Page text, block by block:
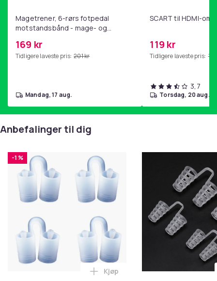
Magetrener, 6-rørs fotpedal
motstandsbånd - mage- og
hjemmegymnastikk Pink
169 kr
Tidligere laveste pris: 201 kr
mandag, 17 aug.
SCART til HDMI-
119 kr
Tidligere laveste pris:
3,7
torsdag, 20 aug.
Anbefalinger til dig
-1 %
Legg Neseklype mot snorking,
Kjøp